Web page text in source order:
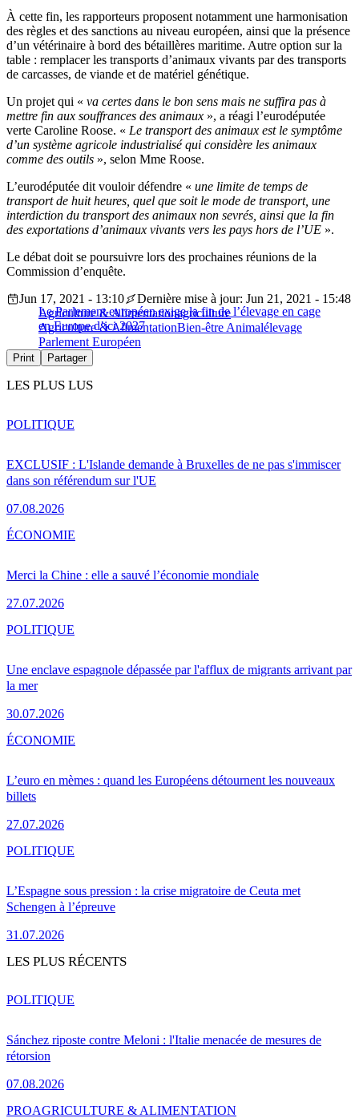
À cette fin, les rapporteurs proposent notamment une harmonisation
des règles et des sanctions au niveau européen, ainsi que la présence
d’un vétérinaire à bord des bétaillères maritime. Autre option sur la
table : remplacer les transports d’animaux vivants par des transports
de carcasses, de viande et de matériel génétique.
Un projet qui « va certes dans le bon sens mais ne suffira pas à
mettre fin aux souffrances des animaux », a réagi l’eurodéputée
verte Caroline Roose. « Le transport des animaux est le symptôme
d’un système agricole industrialisé qui considère les animaux
comme des outils », selon Mme Roose.
L’eurodéputée dit vouloir défendre « une limite de temps de
transport de huit heures, quel que soit le mode de transport, une
interdiction du transport des animaux non sevrés, ainsi que la fin
des exportations d’animaux vivants vers les pays hors de l’UE ».
Le débat doit se poursuivre lors des prochaines réunions de la
Commission d’enquête.
Le Parlement européen exige la fin de l’élevage en cage
en Europe d’ici 2027
Jun 17, 2021 - 13:10
Dernière mise à jour: Jun 21, 2021 - 15:48
Agriculture & Alimentationagriculture
Agriculture & AlimentationBien-être Animalélevage
Parlement Européen
Print Partager
LES PLUS LUS
EXCLUSIF : L'Islande demande à Bruxelles de ne pas s'immiscer
dans son référendum sur l'UE
07.08.2026
POLITIQUE
Merci la Chine : elle a sauvé l’économie mondiale
27.07.2026
ÉCONOMIE
Une enclave espagnole dépassée par l'afflux de migrants arrivant par
la mer
30.07.2026
POLITIQUE
L’euro en mèmes : quand les Européens détournent les nouveaux
billets
27.07.2026
ÉCONOMIE
L’Espagne sous pression : la crise migratoire de Ceuta met
Schengen à l’épreuve
31.07.2026
POLITIQUE
LES PLUS RÉCENTS
Sánchez riposte contre Meloni : l'Italie menacée de mesures de
rétorsion
07.08.2026
POLITIQUE
PROAGRICULTURE & ALIMENTATION